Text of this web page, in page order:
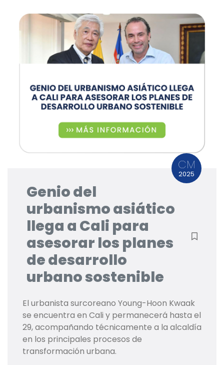
CM
2025
Genio del
urbanismo asiático
llega a Cali para
asesorar los planes
de desarrollo
urbano sostenible
El urbanista surcoreano Young-Hoon Kwaak
se encuentra en Cali y permanecerá hasta el
29, acompañando técnicamente a la alcaldía
en los principales procesos de
transformación urbana.